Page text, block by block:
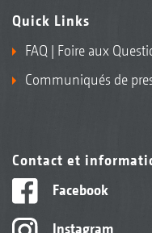
Quick Links
FAQ | Foire aux
Communiqués de
Contact et
Facebook
Instagram